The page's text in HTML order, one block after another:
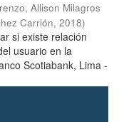
Allison Milagros
Carrión, 2018)
si existe relación
usuario en la
Scotiabank, Lima -